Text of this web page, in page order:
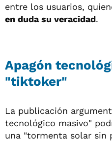
entre los usuarios,
en duda su veracidad.
Apagón
"tiktoker"
La publicación
tecnológico masivo"
una "tormenta solar sin